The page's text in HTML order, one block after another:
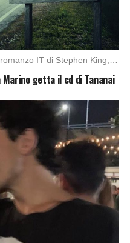
Marino getta il cd di Tananai